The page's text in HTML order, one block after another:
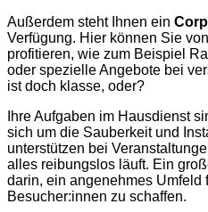
Außerdem steht Ihnen ein
Verfügung. Hier können Sie
profitieren, wie zum Beispiel
oder spezielle Angebote bei
ist doch klasse, oder?
Ihre Aufgaben im Hausdienst
sich um die Sauberkeit und
unterstützen bei
alles reibungslos läuft. Ein
darin, ein angenehmes Umfeld
Besucher:innen zu schaffen.